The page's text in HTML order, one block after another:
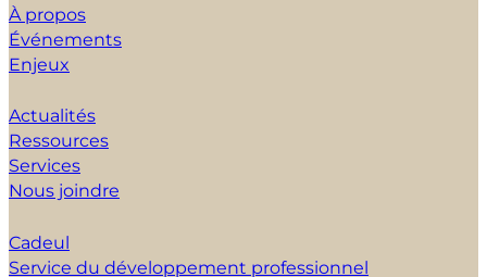
À propos
Événements
Enjeux
Actualités
Ressources
Services
Nous joindre
Cadeul
Service du développement professionnel